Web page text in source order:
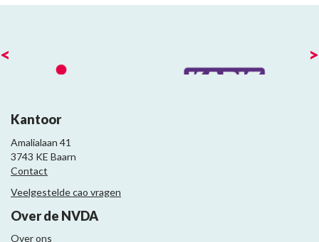
< >
Kantoor
Amalialaan 41
3743 KE Baarn
Contact
Veelgestelde cao vragen
Over de NVDA
Over ons